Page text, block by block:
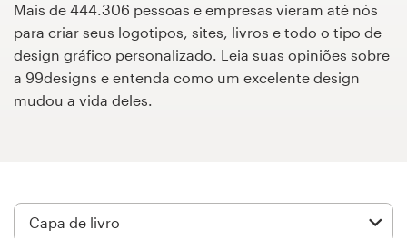
Mais de 444.306 pessoas e empresas vieram até nós
para criar seus logotipos, sites, livros e todo o tipo de
design gráfico personalizado. Leia suas opiniões sobre
a 99designs e entenda como um excelente design
mudou a vida deles.
99designs Pro
Design de logotipos